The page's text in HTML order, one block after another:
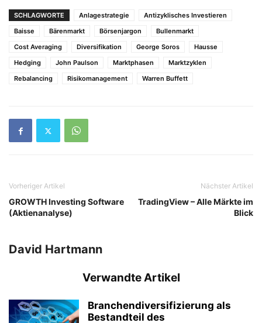
SCHLAGWORTE Anlagestrategie
Antizyklisches Investieren
Baisse
Bärenmarkt Börsenjargon
Bullenmarkt
Cost Averaging
Diversifikation George Soros
Hausse
Hedging
John Paulson Marktphasen
Marktzyklen
Rebalancing
Risikomanagement Warren Buffett
Vorheriger Artikel
GROWTH Investing Software
(Aktienanalyse)
Nächster Artikel
TradingView – Alle Märkte im
Blick
David Hartmann
Verwandte Artikel
Branchendiversifizierung als
Bestandteil des